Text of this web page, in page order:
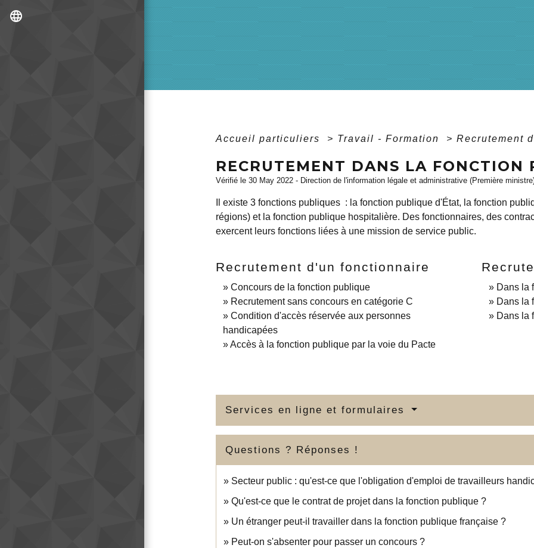
language
Accueil particuliers > Travail - Formation > Recrutement
RECRUTEMENT DANS LA FONCTION
Vérifié le 30 May 2022 - Direction de l'information légale et administrative (Première
Il existe 3 fonctions publiques : la fonction publique d'État, la fonction
régions) et la fonction publique hospitalière. Des fonctionnaires, des
exercent leurs fonctions liées à une mission de service public.
Recrutement d'un fonctionnaire
Concours de la fonction publique
Recrutement sans concours en catégorie C
Condition d'accès réservée aux personnes
handicapées
Accès à la fonction publique par la voie du Pacte
Dans la
Dans la
Dans la
Services en ligne et formulaires
Questions ? Réponses !
Secteur public : qu'est-ce que l'obligation d'emploi de travailleurs
Qu'est-ce que le contrat de projet dans la fonction publique ?
Un étranger peut-il travailler dans la fonction publique française ?
Peut-on s'absenter pour passer un concours ?